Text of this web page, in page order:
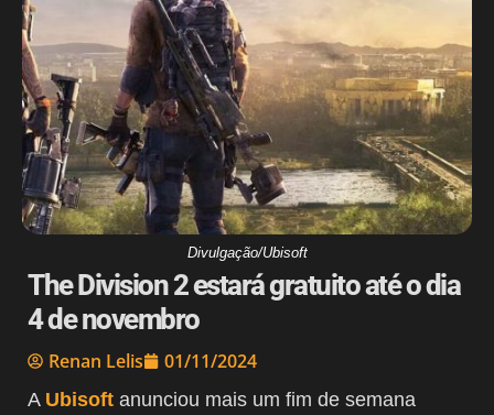
Divulgação/Ubisoft
The Division 2 estará gratuito até o dia
4 de novembro
Renan Lelis 01/11/2024
A Ubisoft anunciou mais um fim de semana